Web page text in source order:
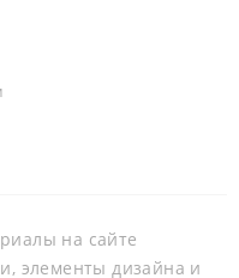
на сайте
элементы дизайна и